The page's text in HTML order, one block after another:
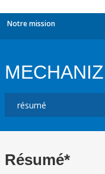
Notre mission
Résumé*